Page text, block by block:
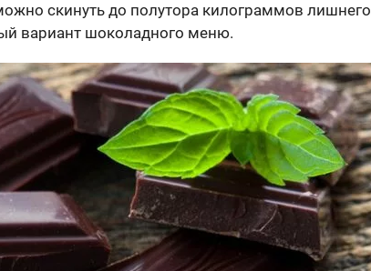
скинуть до полутора килограммов лишнего
вариант шоколадного меню.